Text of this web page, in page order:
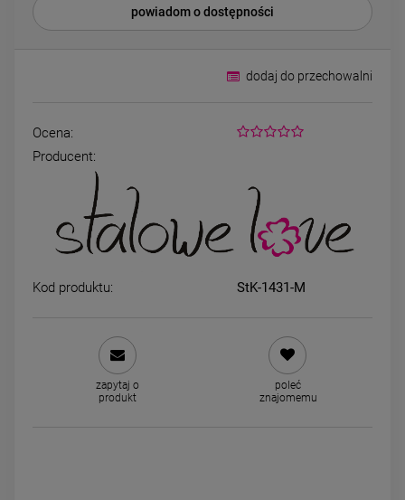
STAL CHIRURGICZNA
ażurowe zapinane elipsa
większa cyrkonie
39,00 zł
Kolczyki STAL
kulki złote średnie 0,5 cm
29,00 zł
powiadom o dostępności
dodaj do przechowalni
Ocena:
Producent:
Kod produktu: StK-1431-M
zapytaj o
produkt
poleć
znajomemu